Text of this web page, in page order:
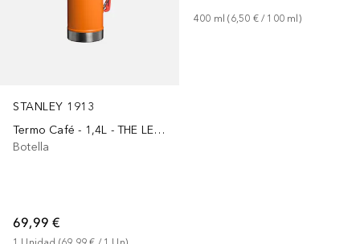
STANLEY 1913
Termo Café - 1,4L - THE LEGENDARY CLASSIC BOTTLE
Botella
69,99 €
400 ml (6,50 € / 100 ml)